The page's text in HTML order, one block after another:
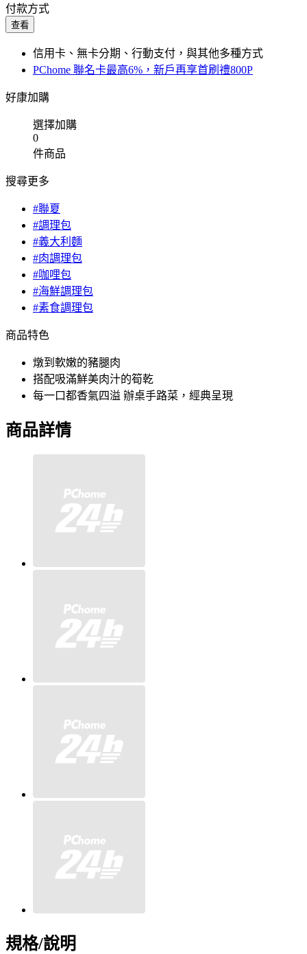
付款方式
查看
信用卡、無卡分期、行動支付，與其他多種方式
PChome 聯名卡最高6%，新戶再享首刷禮800P
好康加購
選擇加購
0
件商品
搜尋更多
#聯夏
#調理包
#義大利麵
#肉調理包
#咖哩包
#海鮮調理包
#素食調理包
商品特色
燉到軟嫩的豬腿肉
搭配吸滿鮮美肉汁的筍乾
每一口都香氣四溢 辦桌手路菜，經典呈現
商品詳情
規格/說明